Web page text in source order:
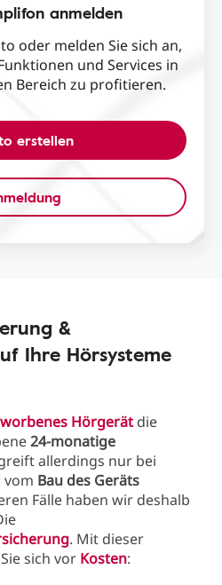
anmelden
oder melden Sie sich an,
und Services in
Bereich zu profitieren.
erstellen
&
Ihre Hörsysteme
Hörgerät die
24-monatige
allerdings nur bei
vom Bau des Geräts
Fälle haben wir deshalb
. Mit dieser
sich vor Kosten: